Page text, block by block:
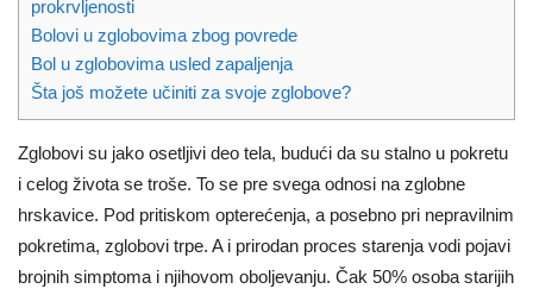
prokrvljenosti
Bolovi u zglobovima zbog povrede
Bol u zglobovima usled zapaljenja
Šta još možete učiniti za svoje zglobove?
Zglobovi su jako osetljivi deo tela, budući da su stalno u pokretu
i celog života se troše. To se pre svega odnosi na zglobne
hrskavice. Pod pritiskom opterećenja, a posebno pri nepravilnim
pokretima, zglobovi trpe. A i prirodan proces starenja vodi pojavi
brojnih simptoma i njihovom oboljevanju. Čak 50% osoba starijih